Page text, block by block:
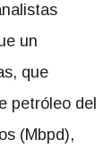
un
que
petróleo del
(Mbpd),